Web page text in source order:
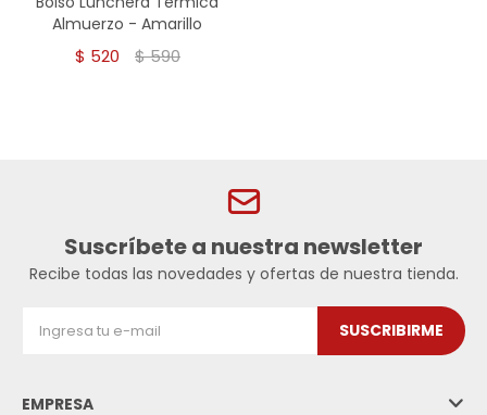
Almuerzo - Amarillo
$ 520 $590
Suscríbete a nuestra newsletter
Recibe todas las novedades y ofertas de nuestra tienda.
SUSCRIBIRME
EMPRESA